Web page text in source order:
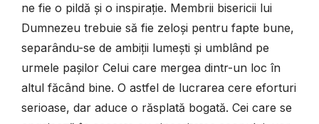
ne fie o pildă și o inspirație. Membrii bisericii lui
Dumnezeu trebuie să fie zeloși pentru fapte bune,
separându-se de ambiții lumești și umblând pe
urmele pașilor Celui care mergea dintr-un loc în
altul făcând bine. O astfel de lucrarea cere eforturi
serioase, dar aduce o răsplată bogată. Cei care se